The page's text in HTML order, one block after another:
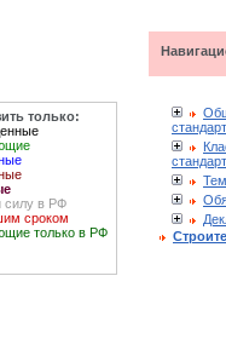
только:
силу в РФ
сроком
только в РФ